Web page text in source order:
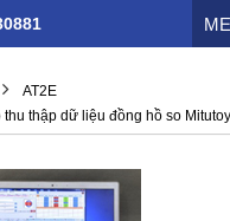
AT2E
thu thập dữ liệu đồng hồ so